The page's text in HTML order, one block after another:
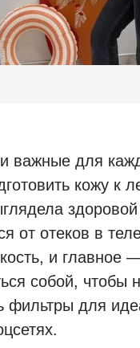
важные для
кожу к
от отеков в
и главное
собой, чтобы
фильтры для